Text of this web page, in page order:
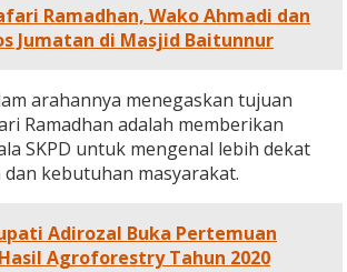
Ramadhan, Wako Ahmadi dan
Jumatan di Masjid Baitunnur
arahannya menegaskan tujuan
Ramadhan adalah memberikan
SKPD untuk mengenal lebih dekat
kebutuhan masyarakat.
Adirozal Buka Pertemuan
Agroforestry Tahun 2020